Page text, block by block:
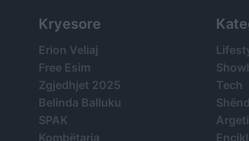
Kryesore
Erion Veliaj
Free Esim
Zgjedhjet 2025
Belinda Balluku
SPAK
Kombëtarja
Tech